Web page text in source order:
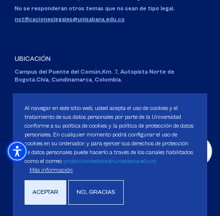
No se responderán otros temas que no sean de tipo legal.
notificacioneslegales@unisabana.edu.co
UBICACIÓN
Campus del Puente del Común,Km. 7, Autopista Norte de
Bogotá.Chía, Cundinamarca, Colombia.
Personería Jurídica:Resolución 130 del 14 de enero de 1980.
Ministerio de Educación Nacional.
Política de Protección de datos
Derechos Pecuniarios
Al navegar en este sitio web, usted acepta el uso de cookies y el
tratamiento de sus datos personales por parte de la Universidad
conforme a su política de cookies y la política de protección de datos
personales. En cualquier momento podrá configurar el uso de
cookies en su ordenador, y para ejercer sus derechos de protección
de datos personales puede hacerlo a través de los canales habilitados
como el correo protecciondedatos@unisabana.edu.co
Más información
ACEPTAR NO, GRACIAS